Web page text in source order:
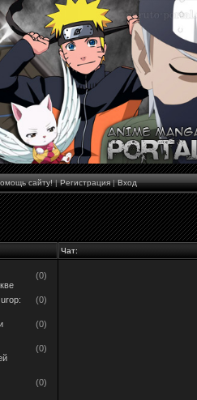
сайту!|Регистрация|Вход
Чат:
(0)
(0)
(0)
(0)
(0)